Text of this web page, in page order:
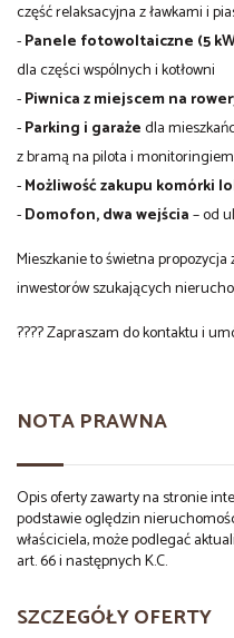
część relaksacyjna z ławkami i
-Panele fotowoltaiczne (5
dla części wspólnych i kotłowni
-Piwnica z miejscem na
-Parking i garażedla
z bramą na pilota i monitoringiem
-Możliwość zakupu komórki
-Domofon, dwa wejścia– od
Mieszkanie to świetna
inwestorów szukających
???? Zapraszam do kontaktu i
NOTA PRAWNA
Opis oferty zawarty na stronie
podstawie oględzin
właściciela, może podlegać
art. 66 i następnych K.C.
SZCZEGÓŁY OFERTY